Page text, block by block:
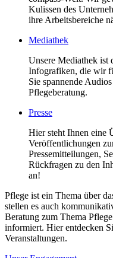
Kulissen des
ihre Arbeitsbereiche
Mediathek
Unsere Mediathek ist
Infografiken, die wir
Sie spannende
Pflegeberatung.
Presse
Hier steht Ihnen eine
Veröffentlichungen
Pressemitteilungen,
Rückfragen zu den
an!
Pflege ist ein Thema über
stellen es auch
Beratung zum Thema
informiert. Hier entdecken
Veranstaltungen.